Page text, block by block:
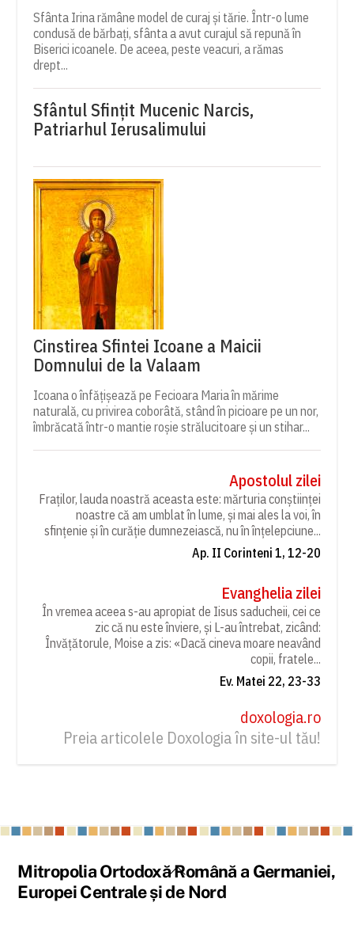
Sfânta Irina rămâne model de curaj și tărie. Într-o lume
condusă de bărbați, sfânta a avut curajul să repună în
Biserici icoanele. De aceea, peste veacuri, a rămas
drept...
Sfântul Sfinţit Mucenic Narcis,
Patriarhul Ierusalimului
Cinstirea Sfintei Icoane a Maicii
Domnului de la Valaam
Icoana o înfățișează pe Fecioara Maria în mărime
naturală, cu privirea coborâtă, stând în picioare pe un nor,
îmbrăcată într-o mantie roșie strălucitoare și un stihar...
Apostolul zilei
Fraților, lauda noastră aceasta este: mărturia conștiinței
noastre că am umblat în lume, și mai ales la voi, în
sfințenie și în curăție dumnezeiască, nu în înțelepciune...
Ap. II Corinteni 1, 12-20
Evanghelia zilei
În vremea aceea s-au apropiat de Iisus saducheii, cei ce
zic că nu este înviere, și L-au întrebat, zicând:
Învățătorule, Moise a zis: «Dacă cineva moare neavând
copii, fratele...
Ev. Matei 22, 23-33
doxologia.ro
Preia articolele Doxologia în site-ul tău!
Back
To
Mitropolia Ortodoxă Română a Germaniei,
Europei Centrale și de Nord